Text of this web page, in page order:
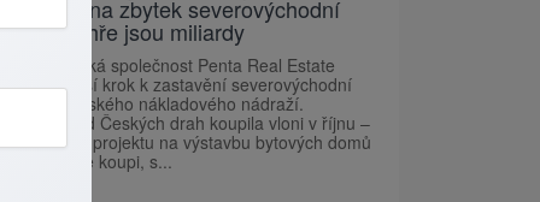
povolení na zbytek severovýchodní
části, ve hře jsou miliardy
Developerská společnost Penta Real Estate
udělala další krok k zastavění severovýchodní
části žižkovského nákladového nádraží.
Pozemky od Českých drah koupila vloni v říjnu –
první etapu projektu na výstavbu bytových domů
už nabízí ke koupi, s...